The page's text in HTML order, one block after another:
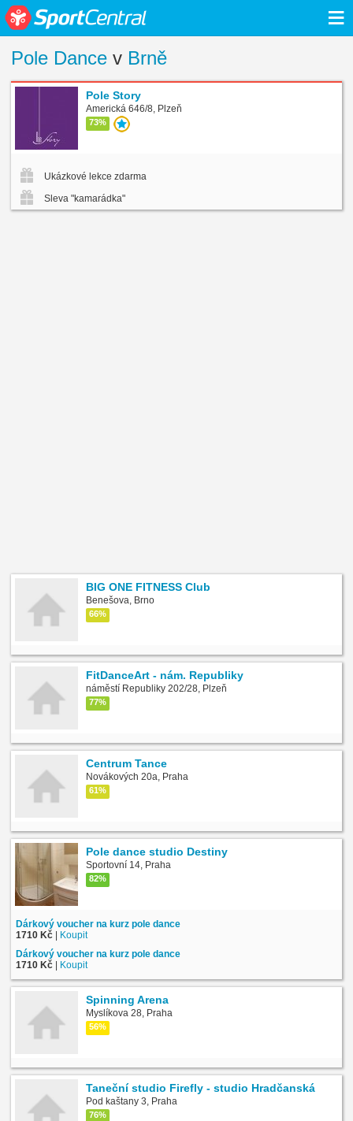
≡
Pole Dance v Brně
Pole Story
Americká 646/8, Plzeň
73%
Ukázkové lekce zdarma
Sleva "kamarádka"
BIG ONE FITNESS Club
Benešova, Brno
66%
FitDanceArt - nám. Republiky
náměstí Republiky 202/28, Plzeň
77%
Centrum Tance
Novákových 20a, Praha
61%
Pole dance studio Destiny
Sportovní 14, Praha
82%
Dárkový voucher na kurz pole dance
1710 Kč | Koupit
Dárkový voucher na kurz pole dance
1710 Kč | Koupit
Spinning Arena
Myslíkova 28, Praha
56%
Taneční studio Firefly - studio Hradčanská
Pod kaštany 3, Praha
76%